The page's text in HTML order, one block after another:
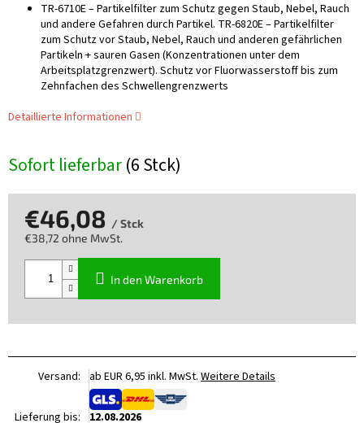
Sofort lieferbar(6 Stck)
TR-6710E – Partikelfilter zum Schutz gegen Staub, Nebel, Rauch
und andere Gefahren durch Partikel. TR-6820E – Partikelfilter
zum Schutz vor Staub, Nebel, Rauch und anderen gefährlichen
Partikeln + sauren Gasen (Konzentrationen unter dem
Arbeitsplatzgrenzwert). Schutz vor Fluorwasserstoff bis zum
Zehnfachen des Schwellengrenzwerts
Detaillierte Informationen
€46,08 / Stck
€38,72 ohne MwSt.
In den Warenkorb
Versand: ab EUR 6,95 inkl. MwSt. Weitere Details
Lieferung bis:
12.08.2026